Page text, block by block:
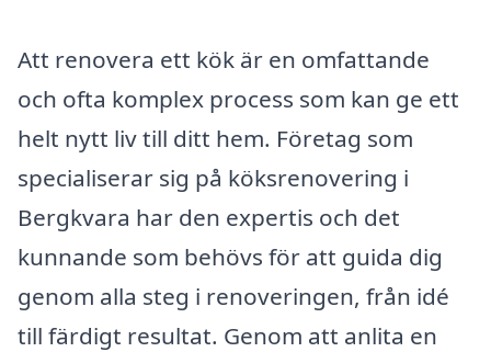
Att renovera ett kök är en omfattande
och ofta komplex process som kan ge ett
helt nytt liv till ditt hem. Företag som
specialiserar sig på köksrenovering i
Bergkvara har den expertis och det
kunnande som behövs för att guida dig
genom alla steg i renoveringen, från idé
till färdigt resultat. Genom att anlita en